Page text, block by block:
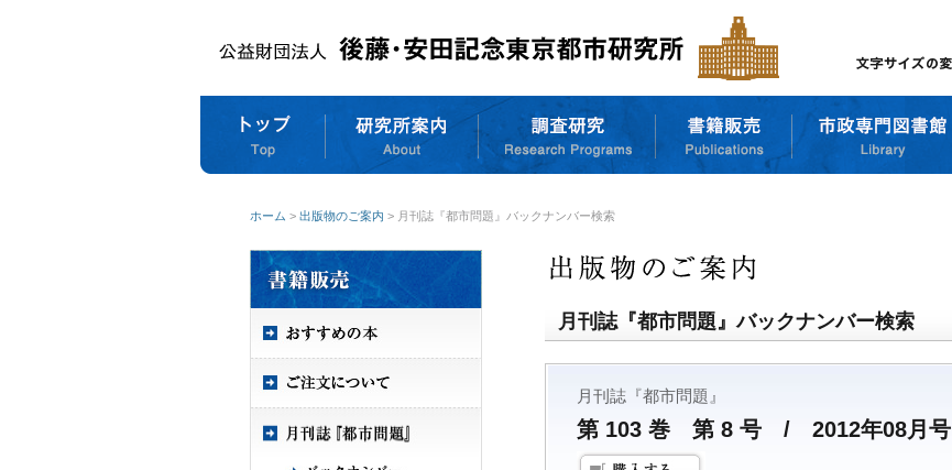
ホーム > 出版物のご案内 > 月刊誌『都市問題』バックナンバー検索
月刊誌『都市問題』バックナンバー検索
月刊誌『都市問題』
第 103 巻 第 8 号 / 2012年08月号